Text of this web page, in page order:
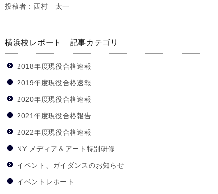
投稿者：西村 太一
横浜校レポート 記事カテゴリ
2018年度現役合格速報
2019年度現役合格速報
2020年度現役合格速報
2021年度現役合格報告
2022年度現役合格速報
NY メディア＆アート特別研修
イベント、ガイダンスのお知らせ
イベントレポート